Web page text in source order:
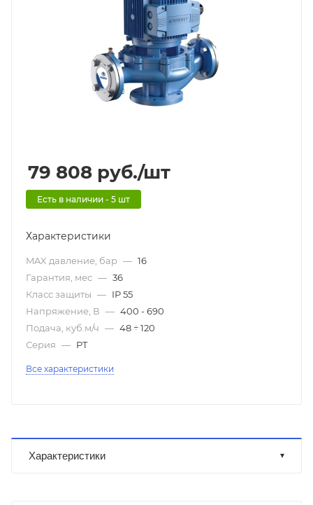
79 808 руб./шт
Есть в наличии - 5 шт
Характеристики
MAX давление, бар — 16
Гарантия, мес — 36
Класс защиты — IP 55
Напряжение, В — 400 - 690
Подача, куб.м/ч — 48 ÷ 120
Серия — PT
Все характеристики
Характеристики